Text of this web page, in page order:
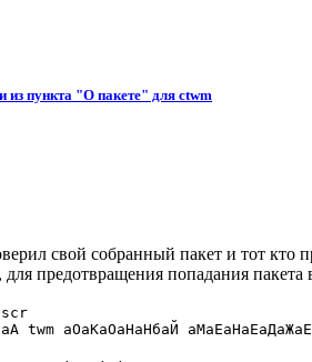
из пункта "О пакете" для ctwm
свой собранный пакет и тот кто
для предотвращения попадания
twm аОаКаОаНаНбаЙ